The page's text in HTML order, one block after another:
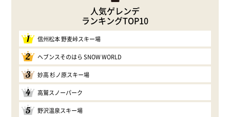
人気ゲレンデ
ランキングTOP10
1 信州松本 野麦峠スキー場
2 ヘブンスそのはら SNOW WORLD
3 妙高 杉ノ原スキー場
4 高鷲スノーパーク
5 野沢温泉スキー場